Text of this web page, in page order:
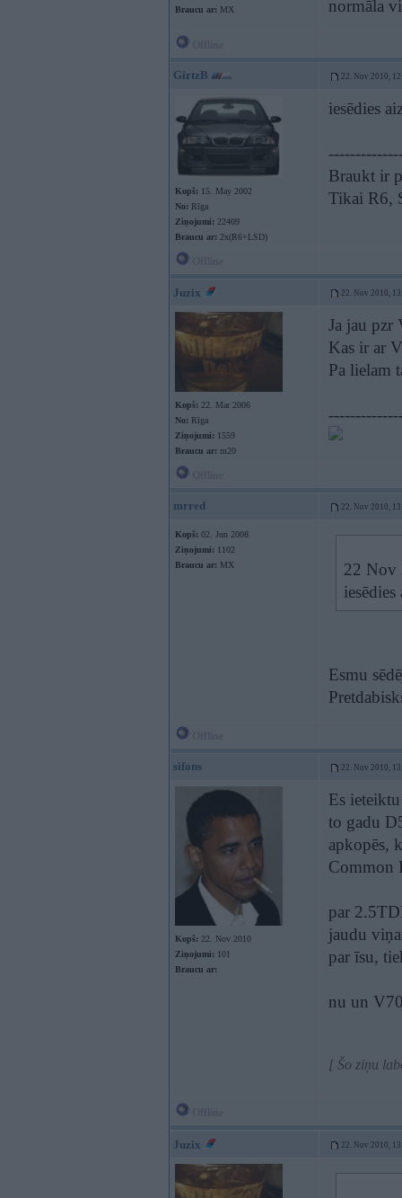
Braucu ar: MX normāla
GirtzB 22. Nov 2010,
Kopš: 15. May 2002
No: Rīga
Ziņojumi: 22409
Braucu ar: 2x(R6+LSD)
iesēdies
Braukt ir
Tikai R6,
Juzix 22. Nov 2010,
Kopš: 22. Mar 2006
No: Rīga
Ziņojumi: 1559
Braucu ar: m20
Ja jau pzr
Kas ir ar
Pa lielam
mrred 22. Nov 2010,
Kopš: 02. Jun 2008
Ziņojumi: 1102
Braucu ar: MX
22 Nov
Esmu
sifons 22. Nov 2010,
Kopš: 22. Nov 2010
Ziņojumi: 101
Braucu ar:
Es
to gadu
apkopēs,
Common
par
jaudu
par īsu,
nu un
[ Šo ziņu
Juzix 22. Nov 2010,